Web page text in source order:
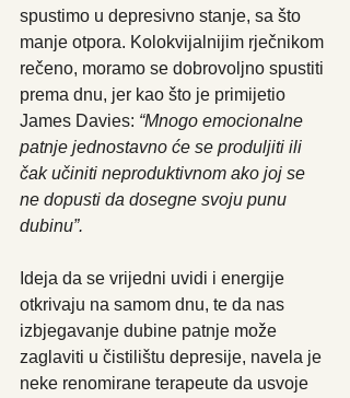
spustimo u depresivno stanje, sa što
manje otpora. Kolokvijalnijim rječnikom
rečeno, moramo se dobrovoljno spustiti
prema dnu, jer kao što je primijetio
James Davies: “Mnogo emocionalne
patnje jednostavno će se produljiti ili
čak učiniti neproduktivnom ako joj se
ne dopusti da dosegne svoju punu
dubinu”.
Ideja da se vrijedni uvidi i energije
otkrivaju na samom dnu, te da nas
izbjegavanje dubine patnje može
zaglaviti u čistilištu depresije, navela je
neke renomirane terapeute da usvoje